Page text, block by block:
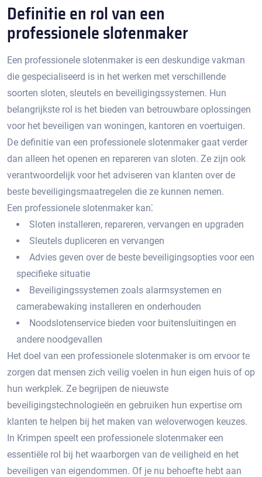
Definitie en rol van een
professionele slotenmaker
Een professionele slotenmaker is een deskundige vakman
die gespecialiseerd is in het werken met verschillende
soorten sloten, sleutels en beveiligingssystemen. Hun
belangrijkste rol is het bieden van betrouwbare oplossingen
voor het beveiligen van woningen, kantoren en voertuigen.
De definitie van een professionele slotenmaker gaat verder
dan alleen het openen en repareren van sloten.​ Ze zijn ook
verantwoordelijk voor het adviseren van klanten over de
beste beveiligingsmaatregelen die ze kunnen nemen.
Een professionele slotenmaker kan⁚
Sloten installeren, repareren, vervangen en upgraden
Sleutels dupliceren en vervangen
Advies geven over de beste beveiligingsopties voor een
specifieke situatie
Beveiligingssystemen zoals alarmsystemen en
camerabewaking installeren en onderhouden
Noodslotenservice bieden voor buitensluitingen en
andere noodgevallen
Het doel van een professionele slotenmaker is om ervoor te
zorgen dat mensen zich veilig voelen in hun eigen huis of op
hun werkplek.​ Ze begrijpen de nieuwste
beveiligingstechnologieën en gebruiken hun expertise om
klanten te helpen bij het maken van weloverwogen keuzes.​
In Krimpen speelt een professionele slotenmaker een
essentiële rol bij het waarborgen van de veiligheid en het
beveiligen van eigendommen.​ Of je nu behoefte hebt aan